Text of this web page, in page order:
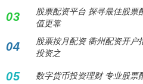
03
股票配资平台 探寻最佳股票
值更靠
04
股票按月配资 衢州配资开户
投资之
05 数字货币投资理财 专业股票